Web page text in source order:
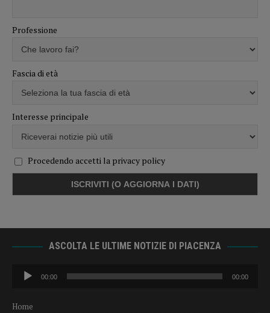
Professione
Fascia di età
Interesse principale
Procedendo accetti la privacy policy
ASCOLTA LE ULTIME NOTIZIE DI PIACENZA
Audio
Player
00:00 00:00
Home